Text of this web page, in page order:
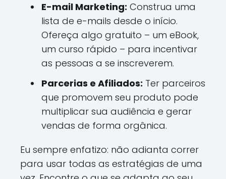
E-mail Marketing: Construa uma
lista de e-mails desde o início.
Ofereça algo gratuito – um eBook,
um curso rápido – para incentivar
as pessoas a se inscreverem.
Parcerias e Afiliados: Ter parceiros
que promovem seu produto pode
multiplicar sua audiência e gerar
vendas de forma orgânica.
Eu sempre enfatizo: não adianta correr
para usar todas as estratégias de uma